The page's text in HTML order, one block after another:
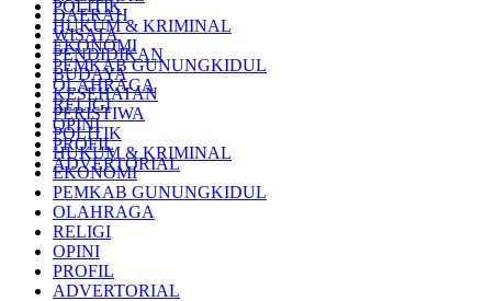
POLITIK
HUKUM & KRIMINAL
EKONOMI
PEMKAB GUNUNGKIDUL
OLAHRAGA
RELIGI
OPINI
PROFIL
ADVERTORIAL
DAERAH
WISATA
PENDIDIKAN
BUDAYA
KESEHATAN
PERISTIWA
POLITIK
HUKUM & KRIMINAL
EKONOMI
PEMKAB GUNUNGKIDUL
OLAHRAGA
RELIGI
OPINI
PROFIL
ADVERTORIAL